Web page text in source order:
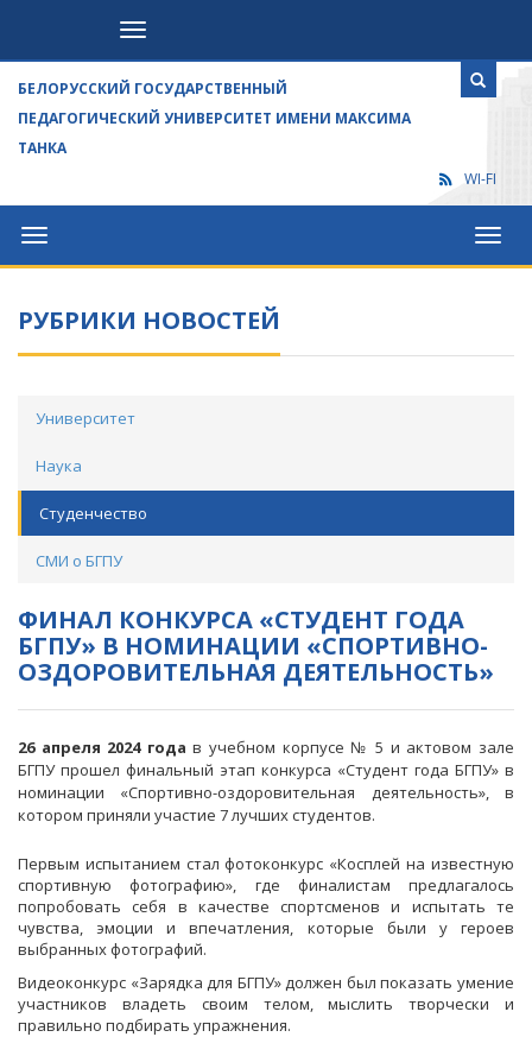
Посетителям
БЕЛОРУССКИЙ ГОСУДАРСТВЕННЫЙ
ПЕДАГОГИЧЕСКИЙ УНИВЕРСИТЕТ ИМЕНИ МАКСИМА
ТАНКА
WI-FI
Университет
РУБРИКИ НОВОСТЕЙ
Университет
Наука
Студенчество
СМИ о БГПУ
ФИНАЛ КОНКУРСА «СТУДЕНТ ГОДА
БГПУ» В НОМИНАЦИИ «СПОРТИВНО-
ОЗДОРОВИТЕЛЬНАЯ ДЕЯТЕЛЬНОСТЬ»
26 апреля 2024 года в учебном корпусе № 5 и актовом зале
БГПУ прошел финальный этап конкурса «Студент года БГПУ» в
номинации «Спортивно-оздоровительная деятельность», в
котором приняли участие 7 лучших студентов.
Первым испытанием стал фотоконкурс «Косплей на известную
спортивную фотографию», где финалистам предлагалось
попробовать себя в качестве спортсменов и испытать те
чувства, эмоции и впечатления, которые были у героев
выбранных фотографий.
Видеоконкурс «Зарядка для БГПУ» должен был показать умение
участников владеть своим телом, мыслить творчески и
правильно подбирать упражнения.